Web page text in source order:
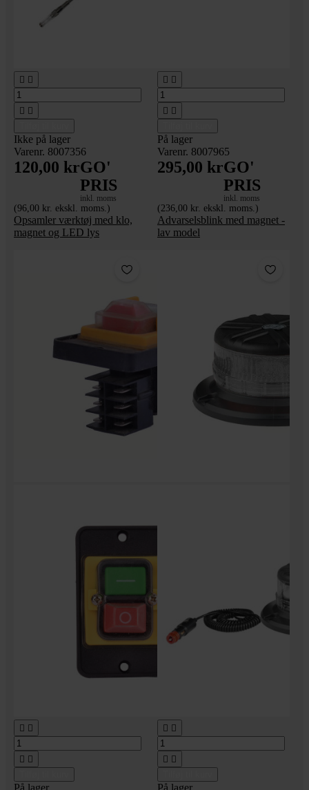
 
 
Ikke på lager
Varenr. 8007356
120,00 krGO'
PRIS
inkl. moms
(96,00 kr. ekskl. moms.)
Opsamler værktøj med klo,
magnet og LED lys
 
 
På lager
Varenr. 8007965
295,00 krGO'
PRIS
inkl. moms
(236,00 kr. ekskl. moms.)
Advarselsblink med magnet -
lav model
 
 
På lager
 
 
På lager